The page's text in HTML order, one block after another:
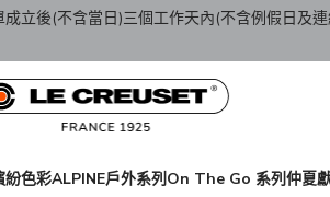
立後(不含當日)三個工作天內(不含例假日及連
紛色彩ALPINE戶外系列On The Go 系列仲夏